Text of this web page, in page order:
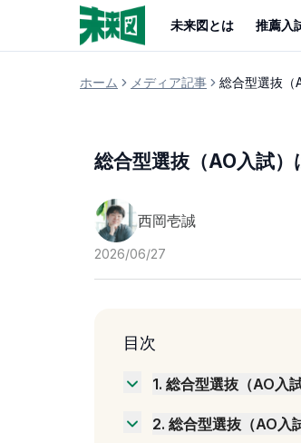
未来図とは 推薦入
ホーム メディア記事 総合型選抜（
総合型選抜（AO入試
西岡壱誠
2026/06/27
目次
1. 総合型選抜（AO入
一般入試との併願
2. 総合型選抜（AO入